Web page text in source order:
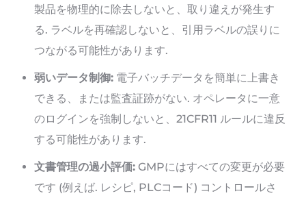
製品を物理的に除去しないと、取り違えが発生す
る. ラベルを再確認しないと、引用ラベルの誤りに
つながる可能性があります.
弱いデータ制御: 電子バッチデータを簡単に上書き
できる、または監査証跡がない. オペレータに一意
のログインを強制しないと、21CFR11 ルールに違反
する可能性があります.
文書管理の過小評価: GMPにはすべての変更が必要
です (例えば. レシピ, PLCコード) コントロールさ